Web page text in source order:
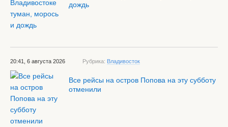
дождь
20:41, 6 августа 2026 Рубрика: Владивосток
Все рейсы на остров Попова на эту субботу
отменили